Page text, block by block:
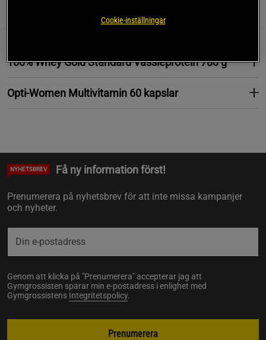
Recensioner Näring & Ingredienser
100% Whey Gold Standard Vassleprotein 780 g
Opti-Women Multivitamin 60 kapslar
NYHETSBREV Få ny information först!
Prenumerera på nyhetsbrev för att inte missa kampanjer
och nyheter.
Genom att klicka på "Prenumerera" accepterar jag att
Gymgrossisten sparar min e-postadress i enlighet med
Gymgrossistens Integritetspolicy.
Prenumerera
Cookie-inställningar